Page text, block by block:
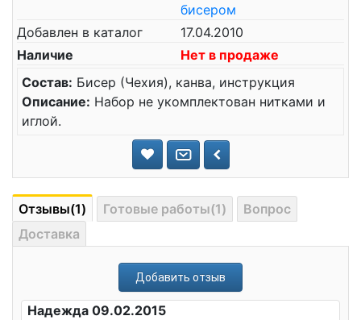
бисером
Добавлен в каталог
17.04.2010
Наличие
Нет в продаже
Состав: Бисер (Чехия), канва, инструкция
Описание: Набор не укомплектован нитками и
иглой.
Отзывы(1) Готовые работы(1)
Вопрос
Доставка
Добавить отзыв
Надежда 09.02.2015